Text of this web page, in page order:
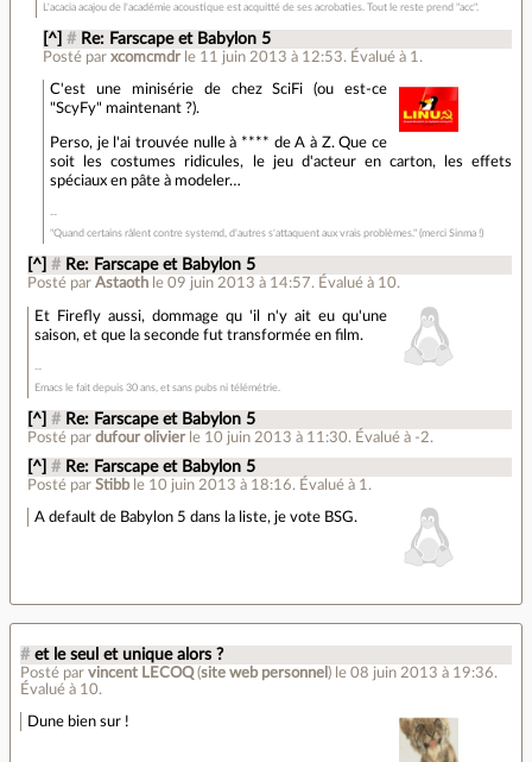
L'acacia acajou de l'académie acoustique est acquitté de ses acrobaties. Tout le reste prend "acc".
[^] # Re: Farscape et Babylon 5
Posté parxcomcmdr le 11 juin 2013 à 12:53. Évalué à 1 .
C'est une minisérie de chez SciFi (ou est-ce
"ScyFy" maintenant ?).
Perso, je l'ai trouvée nulle à **** de A à Z. Que ce
soit les costumes ridicules, le jeu d'acteur en carton, les effets
spéciaux en pâte à modeler…
"Quand certains râlent contre systemd, d'autres s'attaquent aux vrais problèmes." (merci Sinma !)
[^] # Re: Farscape et Babylon 5
Posté parAstaoth le 09 juin 2013 à 14:57. Évalué à 10.
Et Firefly aussi, dommage qu 'il n'y ait eu qu'une
saison, et que la seconde fut transformée en film.
Emacs le fait depuis 30 ans, et sans pubs ni télémétrie.
[^] # Re: Farscape et Babylon 5
Posté pardufour olivier le 10 juin 2013 à 11:30. Évalué à -2.
[^] # Re: Farscape et Babylon 5
Posté parStibb le 10 juin 2013 à 18:16. Évalué à 1 .
A default de Babylon 5 dans la liste, je vote BSG.
# et le seul et unique alors ?
Posté par vincent LECOQ(site web personnel ) le 08 juin 2013 à 19:36.
Évalué à 10.
Dune bien sur !